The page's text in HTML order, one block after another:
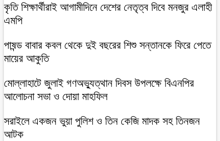
কৃতি শিক্ষার্থীরাই আগামীদিনে দেশের নেতৃত্ব দিবে মনজুর এলাহী
এমপি
পাষন্ড বাবার কবল থেকে দুই বছরের শিশু সন্তানকে ফিরে পেতে
মায়ের আকুতি
মোল্লাহাটে জুলাই গণঅভ্যুত্থান দিবস উপলক্ষে বিএনপির
আলোচনা সভা ও দোয়া মাহফিল
সরাইলে একজন ভুয়া পুলিশ ও তিন কেজি মাদক সহ তিনজন
আটক